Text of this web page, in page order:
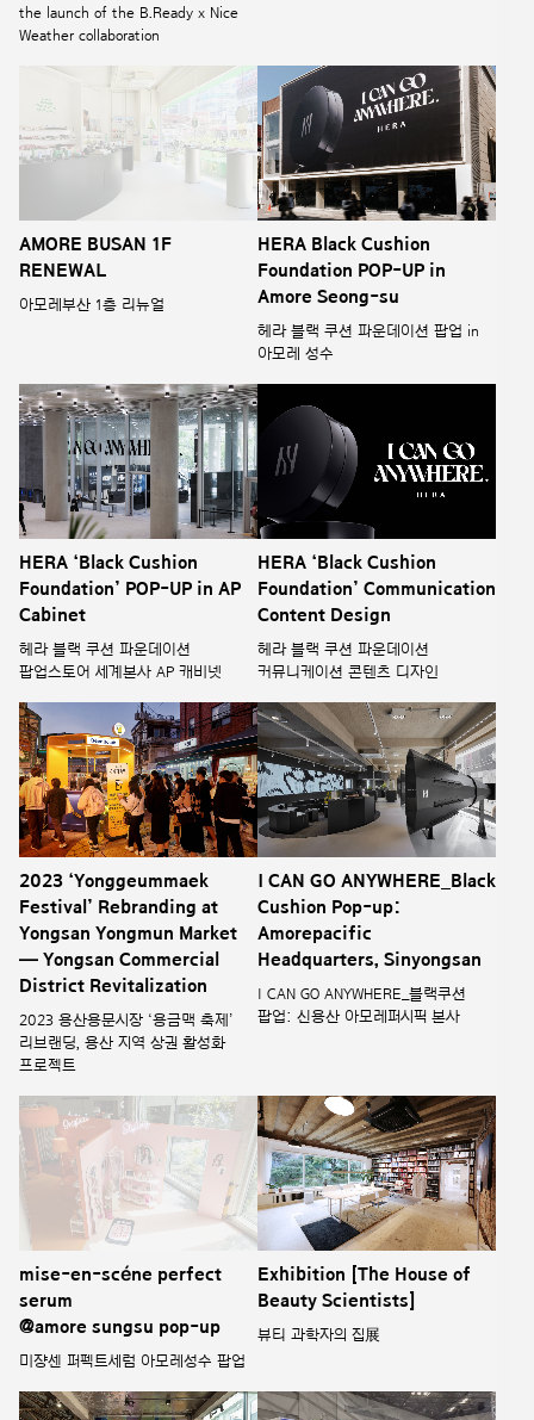
the launch of the B.Ready x Nice
Weather collaboration
AMORE BUSAN 1F
RENEWAL
아모레부산 1층 리뉴얼
HERA Black Cushion
Foundation POP-UP in
Amore Seong-su
헤라 블랙 쿠션 파운데이션 팝업 in
아모레 성수
HERA ‘Black Cushion
Foundation’ POP-UP in AP
Cabinet
헤라 블랙 쿠션 파운데이션
팝업스토어 세계본사 AP 캐비넷
HERA ‘Black Cushion
Foundation’ Communication
Content Design
헤라 블랙 쿠션 파운데이션
커뮤니케이션 콘텐츠 디자인
2023 ‘Yonggeummaek
Festival’ Rebranding at
Yongsan Yongmun Market
— Yongsan Commercial
District Revitalization
2023 용산용문시장 ‘용금맥 축제’
리브랜딩, 용산 지역 상권 활성화
프로젝트
I CAN GO ANYWHERE_Black
Cushion Pop-up:
Amorepacific
Headquarters, Sinyongsan
I CAN GO ANYWHERE_블랙쿠션
팝업: 신용산 아모레퍼시픽 본사
mise-en-scéne perfect
serum
@amore sungsu pop-up
미쟝센 퍼펙트세럼 아모레성수 팝업
Exhibition [The House of
Beauty Scientists]
뷰티 과학자의 집展